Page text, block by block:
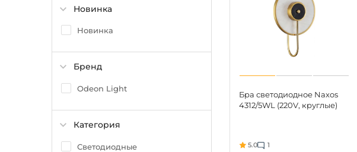
Новинка
Новинка
Бренд
Odeon Light
Категория
Светодиодные
Бра светодиодное Naxos
4312/5WL (220V, круглые)
5.0 1